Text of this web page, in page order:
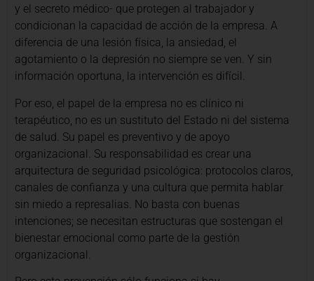
y el secreto médico- que protegen al trabajador y
condicionan la capacidad de acción de la empresa. A
diferencia de una lesión física, la ansiedad, el
agotamiento o la depresión no siempre se ven. Y sin
información oportuna, la intervención es difícil.
Por eso, el papel de la empresa no es clínico ni
terapéutico, no es un sustituto del Estado ni del sistema
de salud. Su papel es preventivo y de apoyo
organizacional. Su responsabilidad es crear una
arquitectura de seguridad psicológica: protocolos claros,
canales de confianza y una cultura que permita hablar
sin miedo a represalias. No basta con buenas
intenciones; se necesitan estructuras que sostengan el
bienestar emocional como parte de la gestión
organizacional.